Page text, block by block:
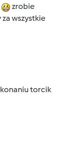
zrobie
wszystkie
torcik